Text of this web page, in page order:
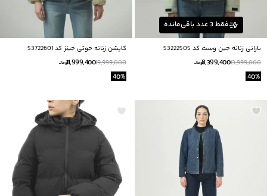
فقط3عدد باقی‌مانده
بارانی زنانه جین وست کد 53222505
13,999,000
8,399,400تومانــ
40%
کاپشن زنانه جوتی جینز کد 53722601
19,999,000
11,999,400تومانــ
40%